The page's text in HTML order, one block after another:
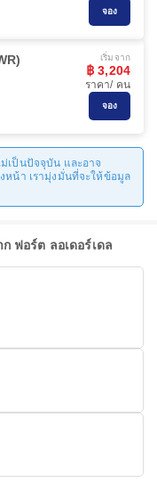
จอง
เริ่มจาก
฿ 3,204
ราคา/ คน
จอง
เป็นปัจจุบัน และอาจ
หน้า เรามุ่งมั่นที่จะให้ข้อมูล
ฟอร์ต ลอเดอร์เดล